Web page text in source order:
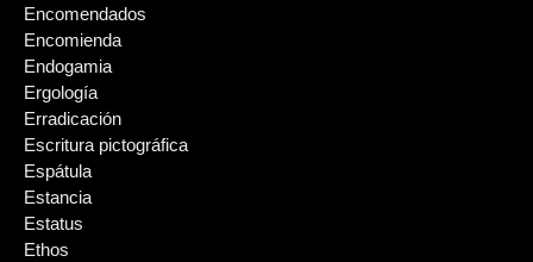
Encomendados
Encomienda
Endogamia
Ergología
Erradicación
Escritura pictográfica
Espátula
Estancia
Estatus
Ethos